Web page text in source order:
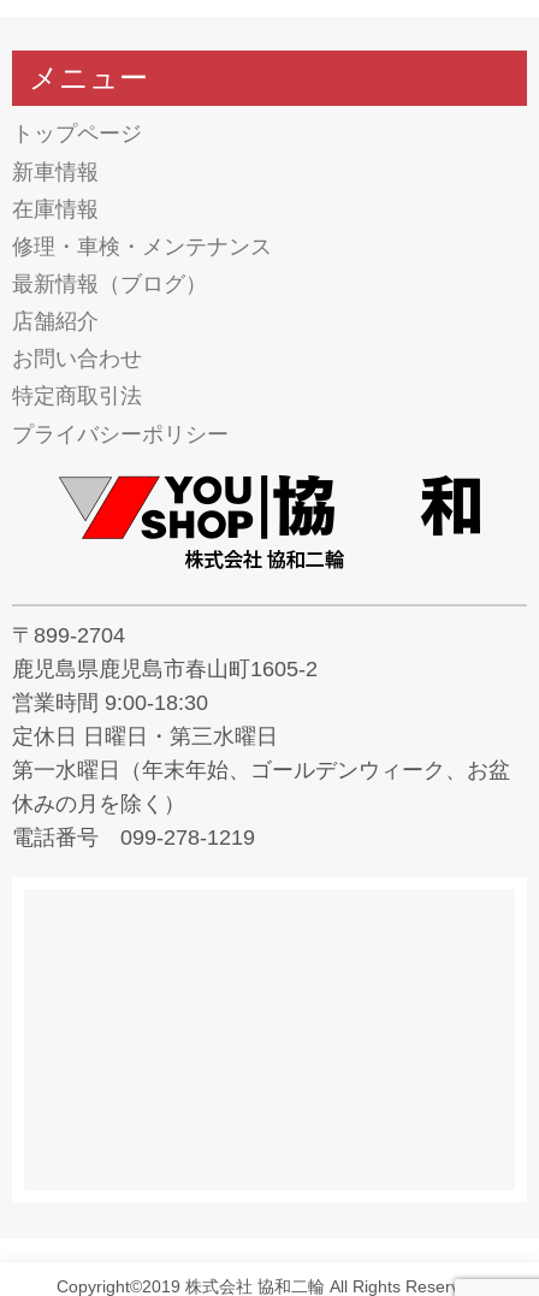
メニュー
トップページ
新車情報
在庫情報
修理・車検・メンテナンス
最新情報（ブログ）
店舗紹介
お問い合わせ
特定商取引法
プライバシーポリシー
〒899-2704
鹿児島県鹿児島市春山町1605-2
営業時間 9:00-18:30
定休日 日曜日・第三水曜日
第一水曜日（年末年始、ゴールデンウィーク、お盆
休みの月を除く）
電話番号 099-278-1219
Copyright©2019 株式会社 協和二輪 All Rights Reserved.